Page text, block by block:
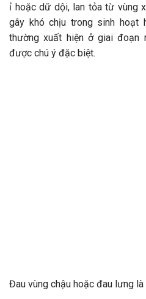
ỉ hoặc dữ dội, lan tỏa từ vùng
gây khó chịu trong sinh hoạt
thường xuất hiện ở giai đoạn
được chú ý đặc biệt.
Đau vùng chậu hoặc đau lưng